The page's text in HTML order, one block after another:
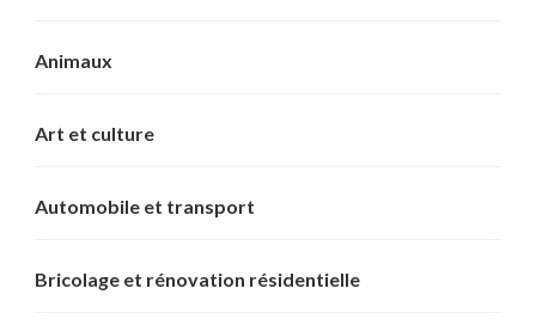
Animaux
Art et culture
Automobile et transport
Bricolage et rénovation résidentielle